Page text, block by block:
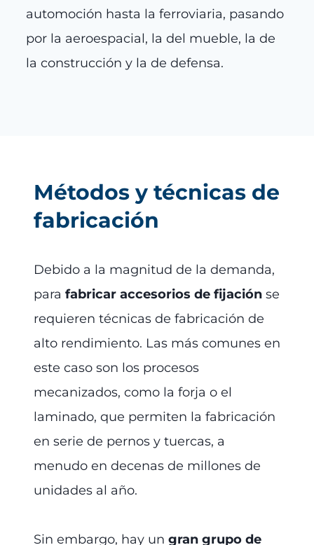
automoción hasta la ferroviaria, pasando
por la aeroespacial, la del mueble, la de
la construcción y la de defensa.
Métodos y técnicas de
fabricación
Debido a la magnitud de la demanda,
para fabricar accesorios de fijación se
requieren técnicas de fabricación de
alto rendimiento. Las más comunes en
este caso son los procesos
mecanizados, como la forja o el
laminado, que permiten la fabricación
en serie de pernos y tuercas, a
menudo en decenas de millones de
unidades al año.
Sin embargo, hay un gran grupo de